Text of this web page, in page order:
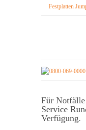
Festplatten
Für
Service
Verfügung.